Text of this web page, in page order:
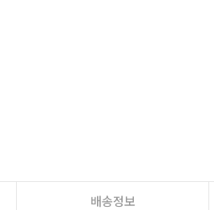
배송정보